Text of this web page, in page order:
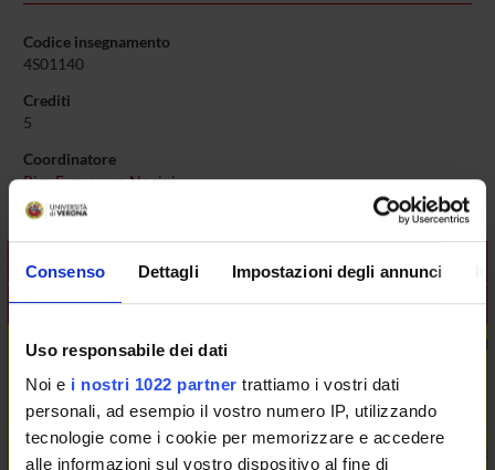
Consenso Dettagli Impostazioni degli annunci
Uso responsabile dei dati
Noi e i nostri 1022 partner trattiamo i vostri dati
personali, ad esempio il vostro numero IP, utilizzando
tecnologie come i cookie per memorizzare e accedere
alle informazioni sul vostro dispositivo al fine di
Codice insegnamento
4S01140
Crediti
5
Coordinatore
Pier Francesco Nocini
L'insegnamento è organizzato come segue:
Modulo Crediti Settore disciplinare
Oftalmologia 1,5 MED/30-MALATTIE
Chirurgia maxillo-facciale